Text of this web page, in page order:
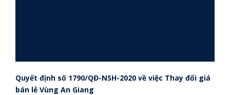
Quyết định số 1790/QĐ-NSH-2020 về việc Thay đổi giá
bán lẻ Vùng An Giang